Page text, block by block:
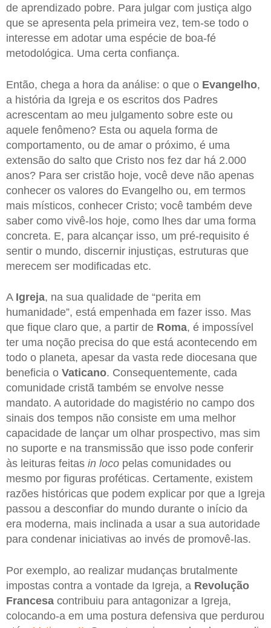
de aprendizado pobre. Para julgar com justiça algo
que se apresenta pela primeira vez, tem-se todo o
interesse em adotar uma espécie de boa-fé
metodológica. Uma certa confiança.
Então, chega a hora da análise: o que o Evangelho,
a história da Igreja e os escritos dos Padres
acrescentam ao meu julgamento sobre este ou
aquele fenômeno? Esta ou aquela forma de
comportamento, ou de amar o próximo, é uma
extensão do salto que Cristo nos fez dar há 2.000
anos? Para ser cristão hoje, você deve não apenas
conhecer os valores do Evangelho ou, em termos
mais místicos, conhecer Cristo; você também deve
saber como vivê-los hoje, como lhes dar uma forma
concreta. E, para alcançar isso, um pré-requisito é
sentir o mundo, discernir injustiças, estruturas que
merecem ser modificadas etc.
A Igreja, na sua qualidade de “perita em
humanidade”, está empenhada em fazer isso. Mas
que fique claro que, a partir de Roma, é impossível
ter uma noção precisa do que está acontecendo em
todo o planeta, apesar da vasta rede diocesana que
beneficia o Vaticano. Consequentemente, cada
comunidade cristã também se envolve nesse
mandato. A autoridade do magistério no campo dos
sinais dos tempos não consiste em uma melhor
capacidade de lançar um olhar prospectivo, mas sim
no suporte e na transmissão que isso pode conferir
às leituras feitas in loco pelas comunidades ou
mesmo por figuras proféticas. Certamente, existem
razões históricas que podem explicar por que a Igreja
passou a desconfiar do mundo durante o início da
era moderna, mais inclinada a usar a sua autoridade
para condenar iniciativas ao invés de promovê-las.
Por exemplo, ao realizar mudanças brutalmente
impostas contra a vontade da Igreja, a Revolução
Francesa contribuiu para antagonizar a Igreja,
colocando-a em uma postura defensiva que perdurou